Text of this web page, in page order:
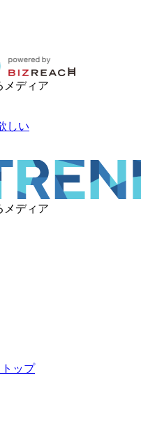
メディア
しい
メディア
ップ